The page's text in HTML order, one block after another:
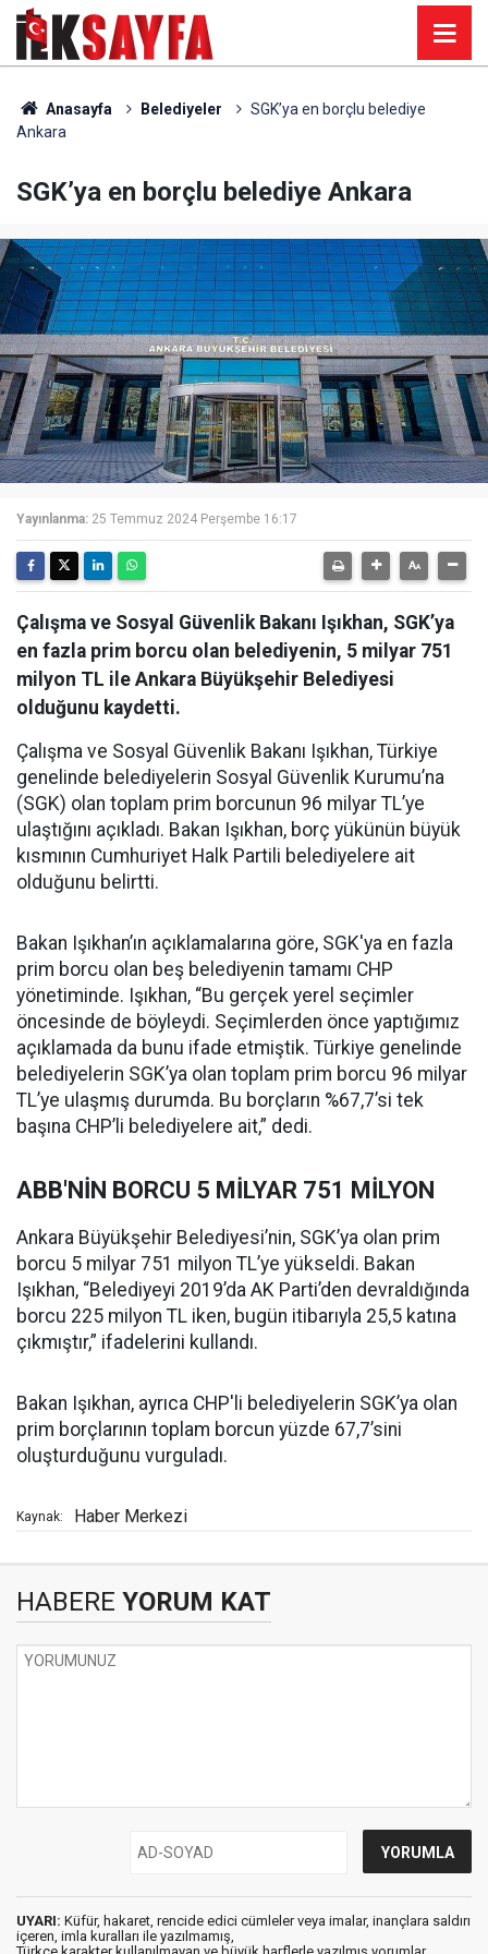
Anasayfa Belediyeler
SGK’ya en borçlu belediye
Ankara
SGK’ya en borçlu belediye Ankara
Yayınlanma: 25 Temmuz 2024 Perşembe 16:17
Çalışma ve Sosyal Güvenlik Bakanı Işıkhan, SGK’ya
en fazla prim borcu olan belediyenin, 5 milyar 751
milyon TL ile Ankara Büyükşehir Belediyesi
olduğunu kaydetti.
Çalışma ve Sosyal Güvenlik Bakanı Işıkhan, Türkiye
genelinde belediyelerin Sosyal Güvenlik Kurumu’na
(SGK) olan toplam prim borcunun 96 milyar TL’ye
ulaştığını açıkladı. Bakan Işıkhan, borç yükünün büyük
kısmının Cumhuriyet Halk Partili belediyelere ait
olduğunu belirtti.
Bakan Işıkhan’ın açıklamalarına göre, SGK'ya en fazla
prim borcu olan beş belediyenin tamamı CHP
yönetiminde. Işıkhan, “Bu gerçek yerel seçimler
öncesinde de böyleydi. Seçimlerden önce yaptığımız
açıklamada da bunu ifade etmiştik. Türkiye genelinde
belediyelerin SGK’ya olan toplam prim borcu 96 milyar
TL’ye ulaşmış durumda. Bu borçların %67,7’si tek
başına CHP’li belediyelere ait,” dedi.
ABB'NİN BORCU 5 MİLYAR 751 MİLYON
Ankara Büyükşehir Belediyesi’nin, SGK’ya olan prim
borcu 5 milyar 751 milyon TL’ye yükseldi. Bakan
Işıkhan, “Belediyeyi 2019’da AK Parti’den devraldığında
borcu 225 milyon TL iken, bugün itibarıyla 25,5 katına
çıkmıştır,” ifadelerini kullandı.
Bakan Işıkhan, ayrıca CHP'li belediyelerin SGK’ya olan
prim borçlarının toplam borcun yüzde 67,7’sini
oluşturduğunu vurguladı.
Kaynak: Haber Merkezi
HABERE YORUM KAT
UYARI: Küfür, hakaret, rencide edici cümleler veya imalar, inançlara saldırı
içeren, imla kuralları ile yazılmamış,